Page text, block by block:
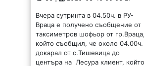
Магията на фолклора
оживя край връх Бабу